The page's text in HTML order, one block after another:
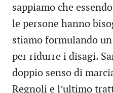
sappiamo che
le persone hanno
stiamo formulando
per ridurre i disagi.
doppio senso di
Regnoli e l’ultimo